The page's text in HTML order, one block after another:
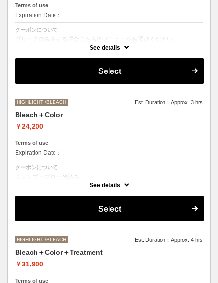
Terms of use
Expiration Date：
クーポンについて
ブリーチのみをする場合こちらのメニューをお選びください。
別途シャンプーブロー代￥3300 頂戴いたします。
●ご希望の色やデザインによっては１度のブリーチでは表現できない場
●髪の長さにより別途ロング料金を頂戴いたします。
See details
Select
HIGHLIGHT /BLEACH Est. Duration：Approx. 3 hrs
Bleach＋Color
￥24,200
Terms of use
Expiration Date：
クーポンについて
シャンプーブロー代込み
ブリーチオンカラーをご希望の方はこちらを選択くださいませ。
●ご希望の色やカラー履歴、デザインによっては一度のブリーチでは表
M ¥＋1100 L¥＋1650 LL¥＋2200
See details
Select
HIGHLIGHT /BLEACH Est. Duration：Approx. 4 hrs
Bleach＋Color＋Treatment
￥31,900
Terms of use